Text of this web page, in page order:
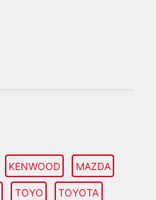
KENWOOD MAZDA
TOYO TOYOTA